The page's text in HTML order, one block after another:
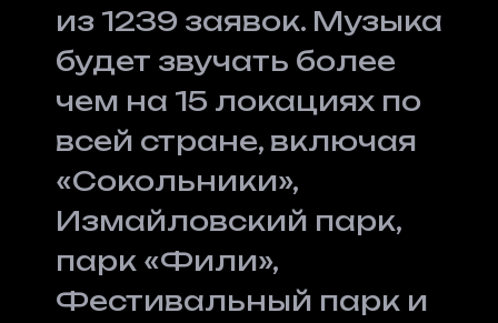
из 1239 заявок. Музыка
будет звучать более
чем на 15 локациях по
всей стране, включая
«Сокольники»,
Измайловский парк,
парк «Фили»,
Фестивальный парк и